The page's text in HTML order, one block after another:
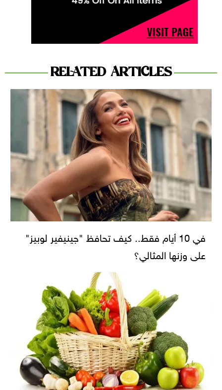
RELATED ARTICLES
في 10 أيام فقط.. كيف تحافظ "جينيفير لوبيز"
على وزنها المثالي؟